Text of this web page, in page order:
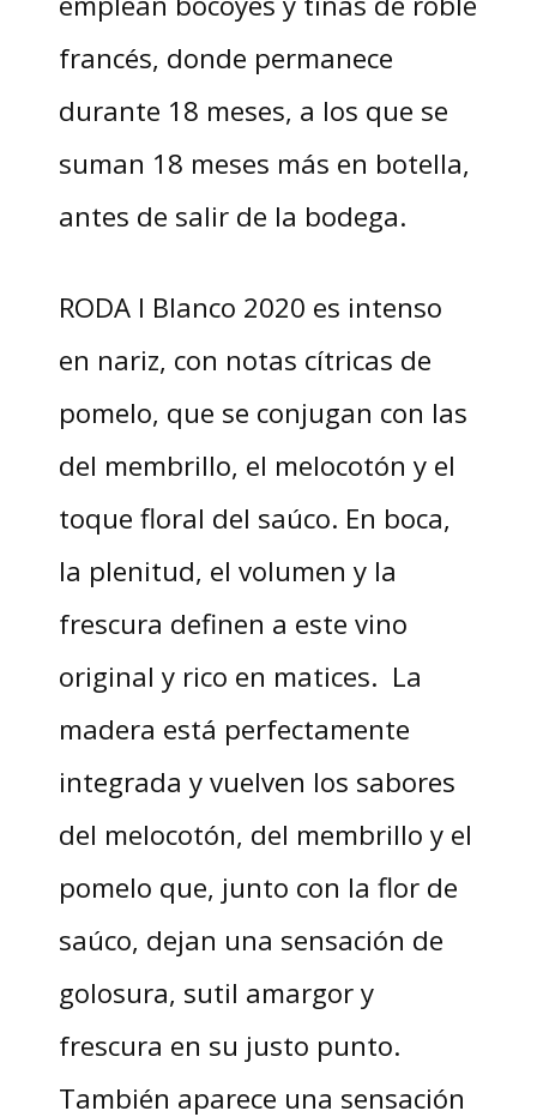
francés, donde permanece
durante 18 meses, a los que se
suman 18 meses más en botella,
antes de salir de la bodega.
RODA I Blanco 2020 es intenso
en nariz, con notas cítricas de
pomelo, que se conjugan con las
del membrillo, el melocotón y el
toque floral del saúco. En boca,
la plenitud, el volumen y la
frescura definen a este vino
original y rico en matices. La
madera está perfectamente
integrada y vuelven los sabores
del melocotón, del membrillo y el
pomelo que, junto con la flor de
saúco, dejan una sensación de
golosura, sutil amargor y
frescura en su justo punto.
También aparece una sensación